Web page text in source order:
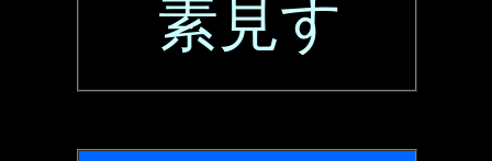
素見す